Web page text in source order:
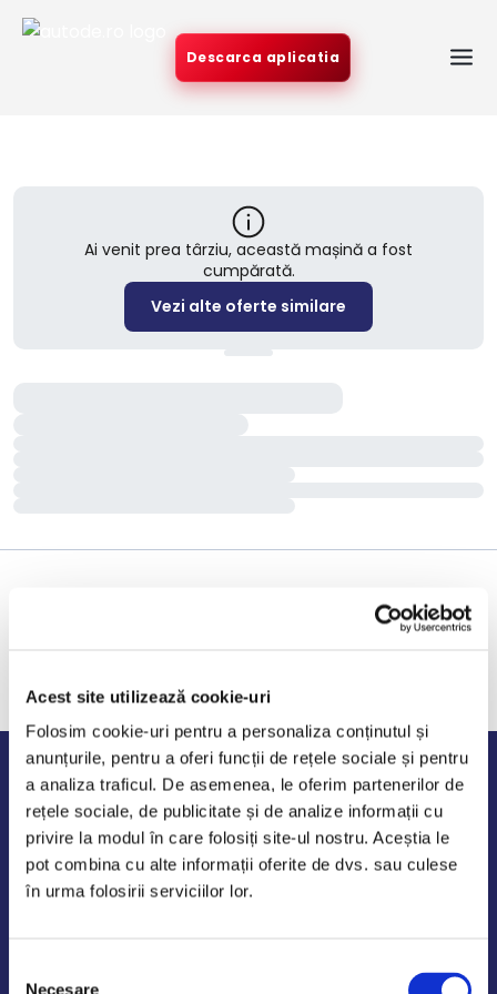
Acest site utilizează cookie-uri
Folosim cookie-uri pentru a personaliza conținutul și
anunțurile, pentru a oferi funcții de rețele sociale și pentru
a analiza traficul. De asemenea, le oferim partenerilor de
rețele sociale, de publicitate și de analize informații cu
privire la modul în care folosiți site-ul nostru. Aceștia le
pot combina cu alte informații oferite de dvs. sau culese
în urma folosirii serviciilor lor.
Necesare
Descarca aplicatia
Ai venit prea târziu, această mașină a fost
cumpărată.
Vezi alte oferte similare
Program de lucru
Luni - Vineri: 09:00-18:00
Sambata - Duminica: 10:00-14:00